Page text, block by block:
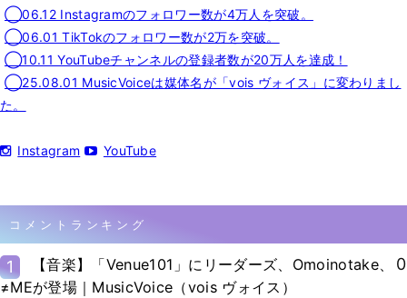
◯06.12 Instagramのフォロワー数が4万人を突破。
◯06.01 TikTokのフォロワー数が2万を突破。
◯10.11 YouTubeチャンネルの登録者数が20万人を達成！
◯25.08.01 MusicVoiceは媒体名が「vois ヴォイス」に変わりまし
た。
Instagram YouTube
コメントランキング
1
【音楽】「Venue101」にリーダーズ、Omoinotake、
≠MEが登場｜MusicVoice（vois ヴォイス）
0